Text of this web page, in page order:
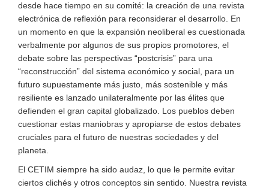
desde hace tiempo en su comité: la creación de una revista
electrónica de reflexión para reconsiderar el desarrollo. En
un momento en que la expansión neoliberal es cuestionada
verbalmente por algunos de sus propios promotores, el
debate sobre las perspectivas “postcrisis” para una
“reconstrucción” del sistema económico y social, para un
futuro supuestamente más justo, más sostenible y más
resiliente es lanzado unilateralmente por las élites que
defienden el gran capital globalizado. Los pueblos deben
cuestionar estas maniobras y apropiarse de estos debates
cruciales para el futuro de nuestras sociedades y del
planeta.
El CETIM siempre ha sido audaz, lo que le permite evitar
ciertos clichés y otros conceptos sin sentido. Nuestra revista